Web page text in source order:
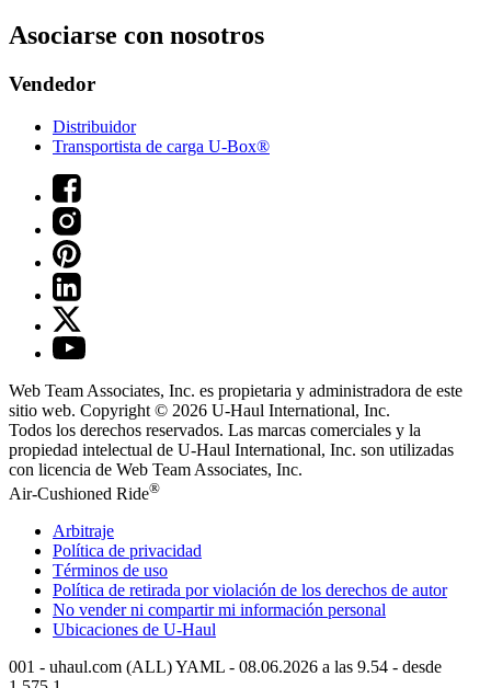
Asociarse con nosotros
Vendedor
Distribuidor
Transportista de carga U-Box®
Web Team Associates, Inc. es propietaria y administradora de este
sitio web. Copyright © 2026 U-Haul International, Inc.
Todos los derechos reservados. Las marcas comerciales y la
propiedad intelectual de U-Haul International, Inc. son utilizadas
con licencia de Web Team Associates, Inc.
Air-Cushioned Ride®
Arbitraje
Política de privacidad
Términos de uso
Política de retirada por violación de los derechos de autor
No vender ni compartir mi información personal
Ubicaciones de U-Haul
001 - uhaul.com (ALL) YAML - 08.06.2026 a las 9.54 - desde